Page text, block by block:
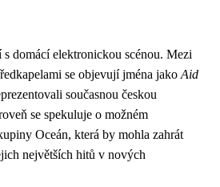
domácí elektronickou scénou. Mezi
se objevují jména jako Aid
současnou českou
se spekuluje o možném
Oceán, která by mohla zahrát
největších hitů v nových